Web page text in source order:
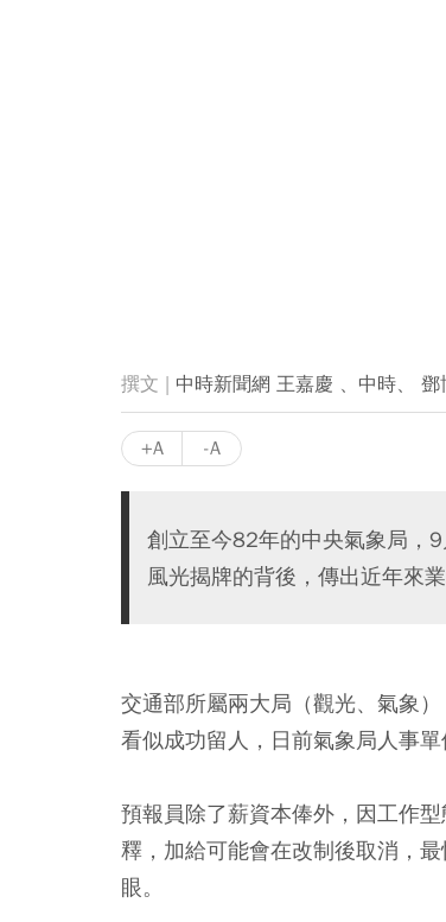
中時新聞網 王嘉慶 、中時、 鄧
+A -A
創立至今82年的中央氣象局，
風光揭牌的背後，傳出近年來
交通部所屬兩大局（觀光、氣象
看似成功留人，日前氣象局人事
預報員除了薪資本俸外，因工作
釋，加給可能會在改制後取消，
眼。